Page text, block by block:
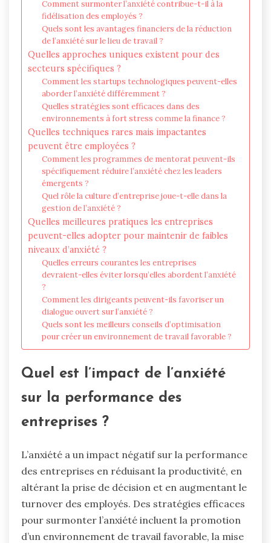
Comment surmonter l’anxiété contribue-t-il à la
fidélisation des employés ?
Quels sont les avantages financiers de la réduction
de l’anxiété sur le lieu de travail ?
Quelles approches uniques existent pour des
secteurs spécifiques ?
Comment les startups technologiques peuvent-elles
aborder l’anxiété différemment ?
Quelles stratégies sont efficaces dans des
environnements à fort stress comme la finance ?
Quelles techniques rares mais impactantes
peuvent être employées ?
Comment les programmes de mentorat peuvent-ils
spécifiquement réduire l’anxiété chez les leaders
émergents ?
Quel rôle la culture d’entreprise joue-t-elle dans la
gestion de l’anxiété ?
Quelles meilleures pratiques les entreprises
peuvent-elles adopter pour maintenir de faibles
niveaux d’anxiété ?
Quelles erreurs courantes les entreprises
devraient-elles éviter lorsqu’elles abordent l’anxiété
?
Comment les dirigeants peuvent-ils favoriser un
dialogue ouvert sur l’anxiété ?
Quels sont les meilleurs conseils d’optimisation
pour créer un environnement de travail favorable ?
Quel est l’impact de l’anxiété
sur la performance des
entreprises ?
L’anxiété a un impact négatif sur la performance
des entreprises en réduisant la productivité, en
altérant la prise de décision et en augmentant le
turnover des employés. Des stratégies efficaces
pour surmonter l’anxiété incluent la promotion
d’un environnement de travail favorable, la mise